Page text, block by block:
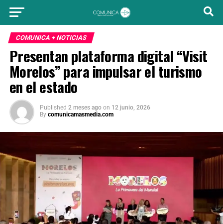
COMUNICA + NOTICIAS
Presentan plataforma digital “Visit
Morelos” para impulsar el turismo
en el estado
Published 2 meses ago on 12 junio, 2026
By comunicamasmedia.com